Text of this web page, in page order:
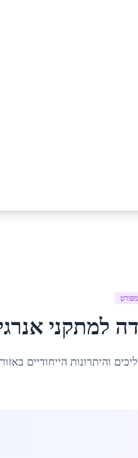
למתקני
והיתרונות הייחודיים